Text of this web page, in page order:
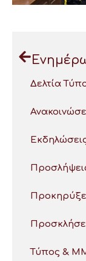
Δελτία
Τύπος &